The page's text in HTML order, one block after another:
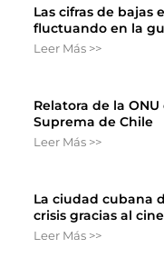
Las cifras de bajas
fluctuando en la
Leer Más >>
Relatora de la
Suprema de Chile
Leer Más >>
La ciudad cubana
crisis gracias al cine
Leer Más >>